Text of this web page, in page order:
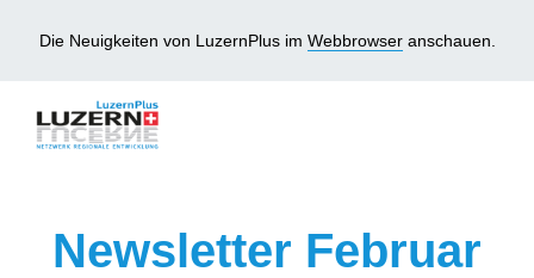
Die Neuigkeiten von LuzernPlus im Webbrowseranschauen.
Newsletter Februar